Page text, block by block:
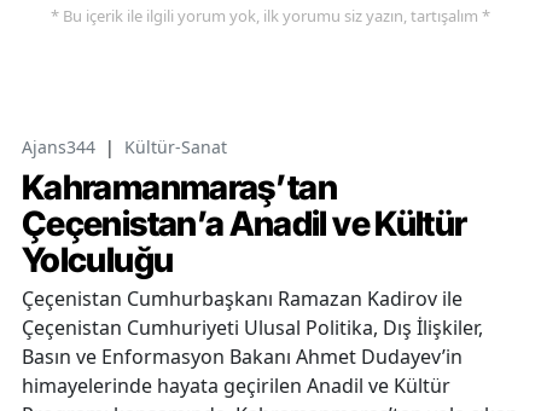
* Bu içerik ile ilgili yorum yok, ilk yorumu siz yazın, tartışalım *
Ajans344 | Kültür-Sanat
Kahramanmaraş’tan
Çeçenistan’a Anadil ve Kültür
Yolculuğu
Çeçenistan Cumhurbaşkanı Ramazan Kadirov ile
Çeçenistan Cumhuriyeti Ulusal Politika, Dış İlişkiler,
Basın ve Enformasyon Bakanı Ahmet Dudayev’in
himayelerinde hayata geçirilen Anadil ve Kültür